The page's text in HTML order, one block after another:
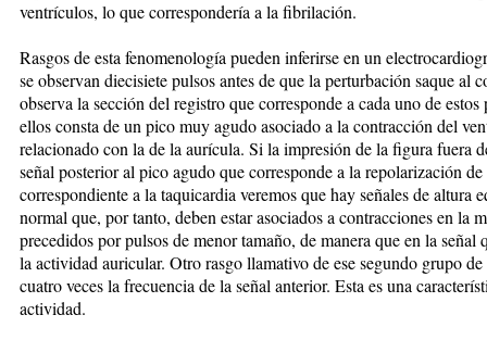
ventrículos, lo que correspondería a la fibrilación.
Rasgos de esta fenomenología pueden inferirse en un
se observan diecisiete pulsos antes de que la perturbación saque al
observa la sección del registro que corresponde a cada uno de
ellos consta de un pico muy agudo asociado a la contracción del
relacionado con la de la aurícula. Si la impresión de la figura fuera
señal posterior al pico agudo que corresponde a la repolarización
correspondiente a la taquicardia veremos que hay señales de altura
normal que, por tanto, deben estar asociados a contracciones en la
precedidos por pulsos de menor tamaño, de manera que en la señal
la actividad auricular. Otro rasgo llamativo de ese segundo grupo
cuatro veces la frecuencia de la señal anterior. Esta es una
actividad.